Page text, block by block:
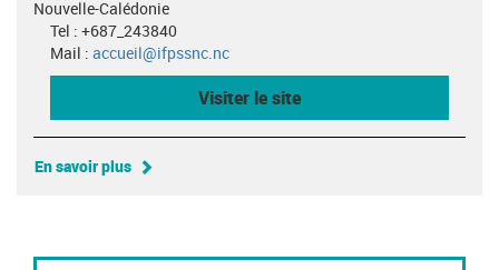
Nouvelle-Calédonie
Tel : +687_243840
Mail : accueil@ifpssnc.nc
Visiter le site
En savoir plus